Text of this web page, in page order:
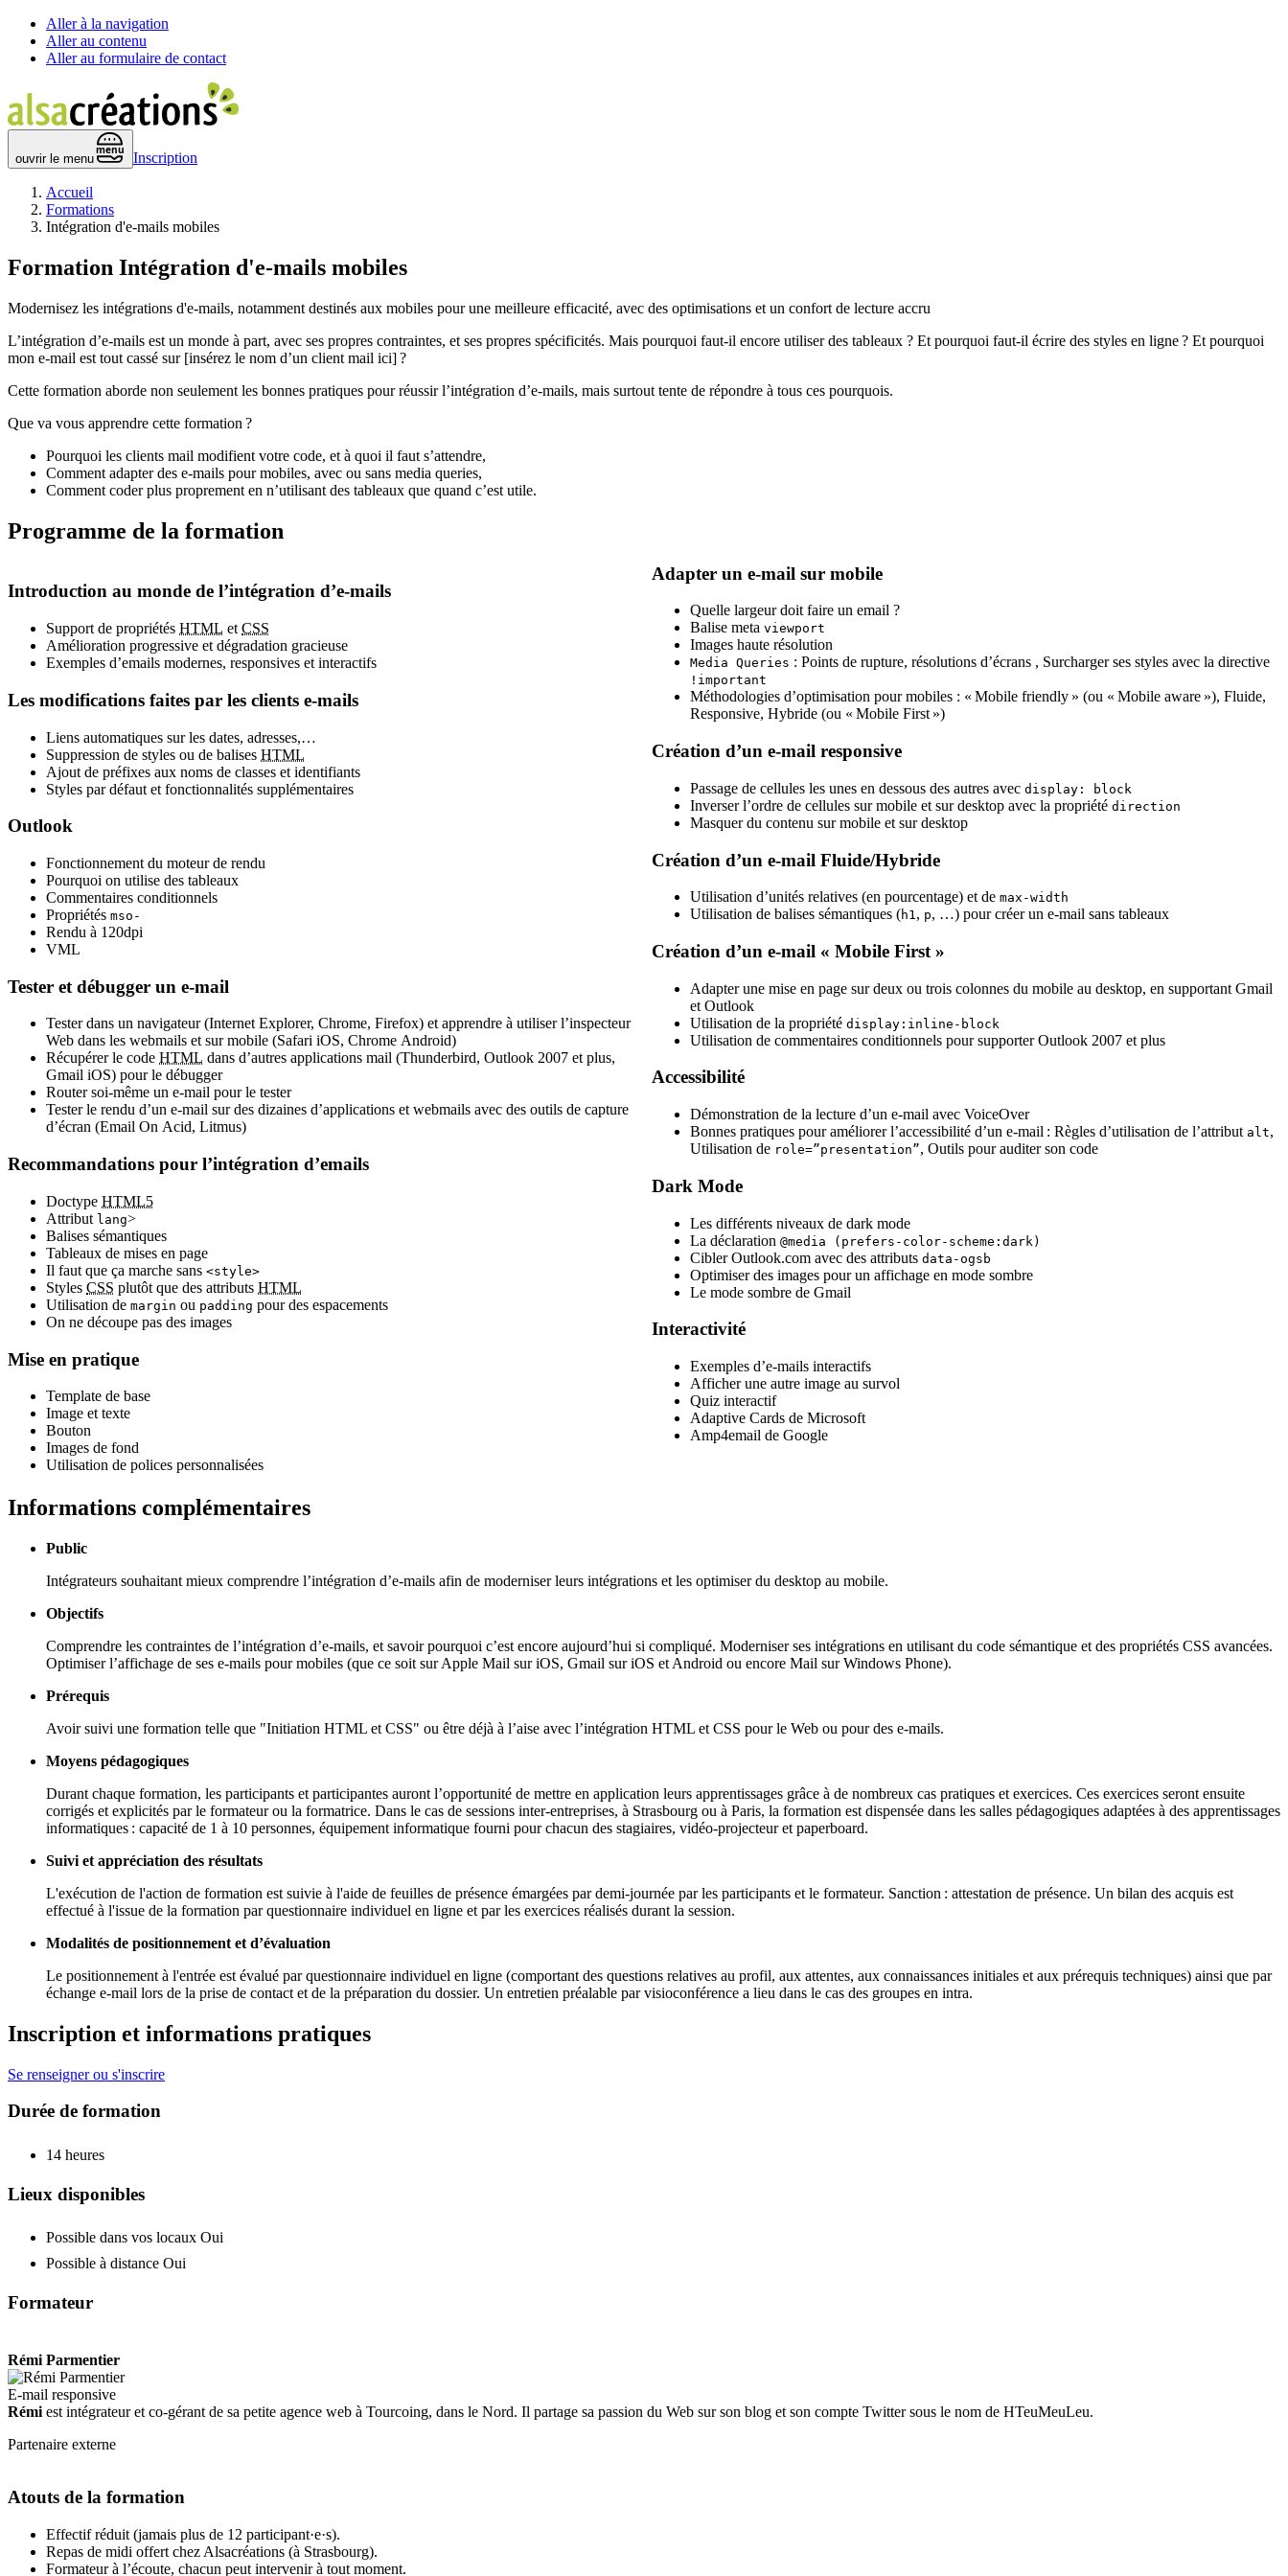
Aller à la navigation
Aller au contenu
Aller au formulaire de contact
ouvrir le menu
menu
Inscription
Accueil
Formations
Intégration d'e-mails mobiles
Formation Intégration d'e-mails mobiles
Modernisez les intégrations d'e-mails, notamment destinés aux mobiles pour une meilleure efficacité, avec des optimisations et un confort de lecture accru
L’intégration d’e-mails est un monde à part, avec ses propres contraintes, et ses propres spécificités. Mais pourquoi faut-il encore utiliser des tableaux ? Et pourquoi faut-il écrire des styles en ligne ? Et pourquoi
mon e-mail est tout cassé sur [insérez le nom d’un client mail ici] ?
Cette formation aborde non seulement les bonnes pratiques pour réussir l’intégration d’e-mails, mais surtout tente de répondre à tous ces pourquois.
Que va vous apprendre cette formation ?
Pourquoi les clients mail modifient votre code, et à quoi il faut s’attendre,
Comment adapter des e-mails pour mobiles, avec ou sans media queries,
Comment coder plus proprement en n’utilisant des tableaux que quand c’est utile.
Programme de la formation
Introduction au monde de l’intégration d’e-mails
Support de propriétés HTML et CSS
Amélioration progressive et dégradation gracieuse
Exemples d’emails modernes, responsives et interactifs
Les modifications faites par les clients e-mails
Liens automatiques sur les dates, adresses,…
Suppression de styles ou de balises HTML
Ajout de préfixes aux noms de classes et identifiants
Styles par défaut et fonctionnalités supplémentaires
Outlook
Fonctionnement du moteur de rendu
Pourquoi on utilise des tableaux
Commentaires conditionnels
Propriétés mso-
Rendu à 120dpi
VML
Tester et débugger un e-mail
Tester dans un navigateur (Internet Explorer, Chrome, Firefox) et apprendre à utiliser l’inspecteur
Web dans les webmails et sur mobile (Safari iOS, Chrome Android)
Récupérer le code HTML dans d’autres applications mail (Thunderbird, Outlook 2007 et plus,
Gmail iOS) pour le débugger
Router soi-même un e-mail pour le tester
Tester le rendu d’un e-mail sur des dizaines d’applications et webmails avec des outils de capture
d’écran (Email On Acid, Litmus)
Recommandations pour l’intégration d’emails
Doctype HTML5
Attribut lang>
Balises sémantiques
Tableaux de mises en page
Il faut que ça marche sans <style>
Styles CSS plutôt que des attributs HTML
Utilisation de margin ou padding pour des espacements
On ne découpe pas des images
Mise en pratique
Template de base
Image et texte
Bouton
Images de fond
Utilisation de polices personnalisées
Adapter un e-mail sur mobile
Quelle largeur doit faire un email ?
Balise meta viewport
Images haute résolution
Media Queries : Points de rupture, résolutions d’écrans , Surcharger ses styles avec la directive
!important
Méthodologies d’optimisation pour mobiles : « Mobile friendly » (ou « Mobile aware »), Fluide,
Responsive, Hybride (ou « Mobile First »)
Création d’un e-mail responsive
Passage de cellules les unes en dessous des autres avec display: block
Inverser l’ordre de cellules sur mobile et sur desktop avec la propriété direction
Masquer du contenu sur mobile et sur desktop
Création d’un e-mail Fluide/Hybride
Utilisation d’unités relatives (en pourcentage) et de max-width
Utilisation de balises sémantiques (h1, p, …) pour créer un e-mail sans tableaux
Création d’un e-mail « Mobile First »
Adapter une mise en page sur deux ou trois colonnes du mobile au desktop, en supportant Gmail
et Outlook
Utilisation de la propriété display:inline-block
Utilisation de commentaires conditionnels pour supporter Outlook 2007 et plus
Accessibilité
Démonstration de la lecture d’un e-mail avec VoiceOver
Bonnes pratiques pour améliorer l’accessibilité d’un e-mail : Règles d’utilisation de l’attribut alt,
Utilisation de role=”presentation”, Outils pour auditer son code
Dark Mode
Les différents niveaux de dark mode
La déclaration @media (prefers-color-scheme:dark)
Cibler Outlook.com avec des attributs data-ogsb
Optimiser des images pour un affichage en mode sombre
Le mode sombre de Gmail
Interactivité
Exemples d’e-mails interactifs
Afficher une autre image au survol
Quiz interactif
Adaptive Cards de Microsoft
Amp4email de Google
Informations complémentaires
Public
Intégrateurs souhaitant mieux comprendre l’intégration d’e-mails afin de moderniser leurs intégrations et les optimiser du desktop au mobile.
Objectifs
Comprendre les contraintes de l’intégration d’e-mails, et savoir pourquoi c’est encore aujourd’hui si compliqué. Moderniser ses intégrations en utilisant du code sémantique et des propriétés CSS avancées.
Optimiser l’affichage de ses e-mails pour mobiles (que ce soit sur Apple Mail sur iOS, Gmail sur iOS et Android ou encore Mail sur Windows Phone).
Prérequis
Avoir suivi une formation telle que "Initiation HTML et CSS" ou être déjà à l’aise avec l’intégration HTML et CSS pour le Web ou pour des e-mails.
Moyens pédagogiques
Durant chaque formation, les participants et participantes auront l’opportunité de mettre en application leurs apprentissages grâce à de nombreux cas pratiques et exercices. Ces exercices seront ensuite
corrigés et explicités par le formateur ou la formatrice. Dans le cas de sessions inter-entreprises, à Strasbourg ou à Paris, la formation est dispensée dans les salles pédagogiques adaptées à des apprentissages
informatiques : capacité de 1 à 10 personnes, équipement informatique fourni pour chacun des stagiaires, vidéo-projecteur et paperboard.
Suivi et appréciation des résultats
L'exécution de l'action de formation est suivie à l'aide de feuilles de présence émargées par demi-journée par les participants et le formateur. Sanction : attestation de présence. Un bilan des acquis est
effectué à l'issue de la formation par questionnaire individuel en ligne et par les exercices réalisés durant la session.
Modalités de positionnement et d’évaluation
Le positionnement à l'entrée est évalué par questionnaire individuel en ligne (comportant des questions relatives au profil, aux attentes, aux connaissances initiales et aux prérequis techniques) ainsi que par
échange e-mail lors de la prise de contact et de la préparation du dossier. Un entretien préalable par visioconférence a lieu dans le cas des groupes en intra.
Inscription et informations pratiques
Se renseigner ou s'inscrire
Durée de formation
14 heures
Lieux disponibles
Possible dans vos locaux Oui
Possible à distance Oui
Formateur
Rémi Parmentier
E-mail responsive
Rémi est intégrateur et co-gérant de sa petite agence web à Tourcoing, dans le Nord. Il partage sa passion du Web sur son blog et son compte Twitter sous le nom de HTeuMeuLeu.
Partenaire externe
Atouts de la formation
Effectif réduit (jamais plus de 12 participant·e·s).
Repas de midi offert chez Alsacréations (à Strasbourg).
Formateur à l’écoute, chacun peut intervenir à tout moment.